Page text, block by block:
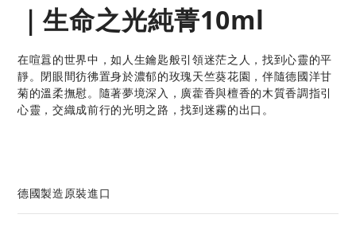
｜生命之光純菁10ml
在喧囂的世界中，如人生鑰匙般引領迷茫之人，找到心靈的平
靜。閉眼間彷彿置身於濃郁的玫瑰天竺葵花園，伴隨德國洋甘
菊的溫柔撫慰。隨著夢境深入，廣藿香與檀香的木質香調指引
德國製造原裝進口